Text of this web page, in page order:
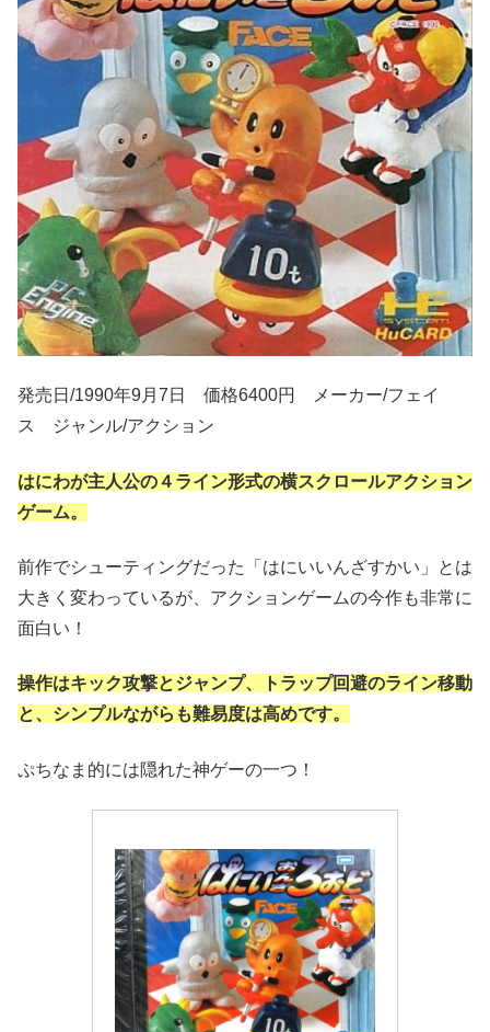
発売日/1990年9月7日 価格6400円 メーカー/フェイ
ス ジャンル/アクション
はにわが主人公の４ライン形式の横スクロールアクション
ゲーム。
前作でシューティングだった「はにいいんざすかい」とは
大きく変わっているが、アクションゲームの今作も非常に
面白い！
操作はキック攻撃とジャンプ、トラップ回避のライン移動
と、シンプルながらも難易度は高めです。
ぷちなま的には隠れた神ゲーの一つ！